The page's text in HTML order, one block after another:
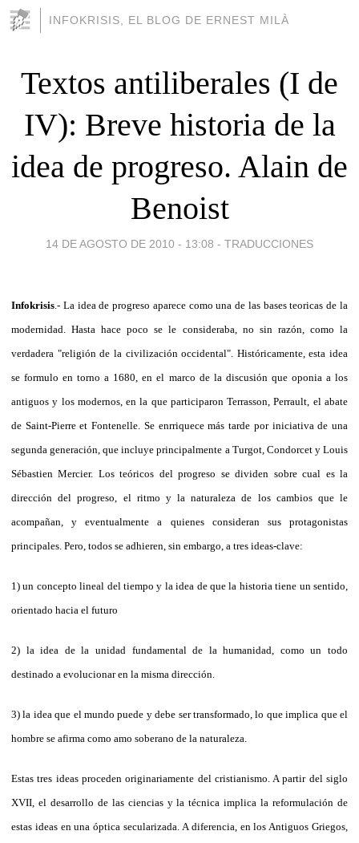
INFOKRISIS, EL BLOG DE ERNEST MILÀ
Textos antiliberales (I de
IV): Breve historia de la
idea de progreso. Alain de
Benoist
14 DE AGOSTO DE 2010 - 13:08 - TRADUCCIONES
Infokrisis .- La idea de progreso aparece como una de las bases teoricas de la
modernidad. Hasta hace poco se le consideraba, no sin razón, como la
verdadera "religión de la civilización occidental". Históricamente, esta idea
se formulo en torno a 1680, en el marco de la discusión que oponia a los
antiguos y los modernos, en la que participaron Terrasson, Perrault, el abate
de Saint-Pierre et Fontenelle. Se enrriquece más tarde por iniciativa de una
segunda generación, que incluye principalmente a Turgot, Condorcet y Louis
Sébastien Mercier. Los teóricos del progreso se dividen sobre cual es la
dirección del progreso, el ritmo y la naturaleza de los cambios que le
acompañan, y eventualmente a quienes consideran sus protagonistas
principales. Pero, todos se adhieren, sin embargo, a tres ideas-clave:
1) un concepto lineal del tiempo y la idea de que la historia tiene un sentido,
orientado hacia el futuro
2) la idea de la unidad fundamental de la humanidad, como un todo
destinado a evolucionar en la misma dirección.
3) la idea que el mundo puede y debe ser transformado, lo que implica que el
hombre se afirma como amo soberano de la naturaleza.
Estas tres ideas proceden originariamente del cristianismo. A partir del siglo
XVII, el desarrollo de las ciencias y la técnica implica la reformulación de
estas ideas en una óptica secularizada. A diferencia, en los Antiguos Griegos,